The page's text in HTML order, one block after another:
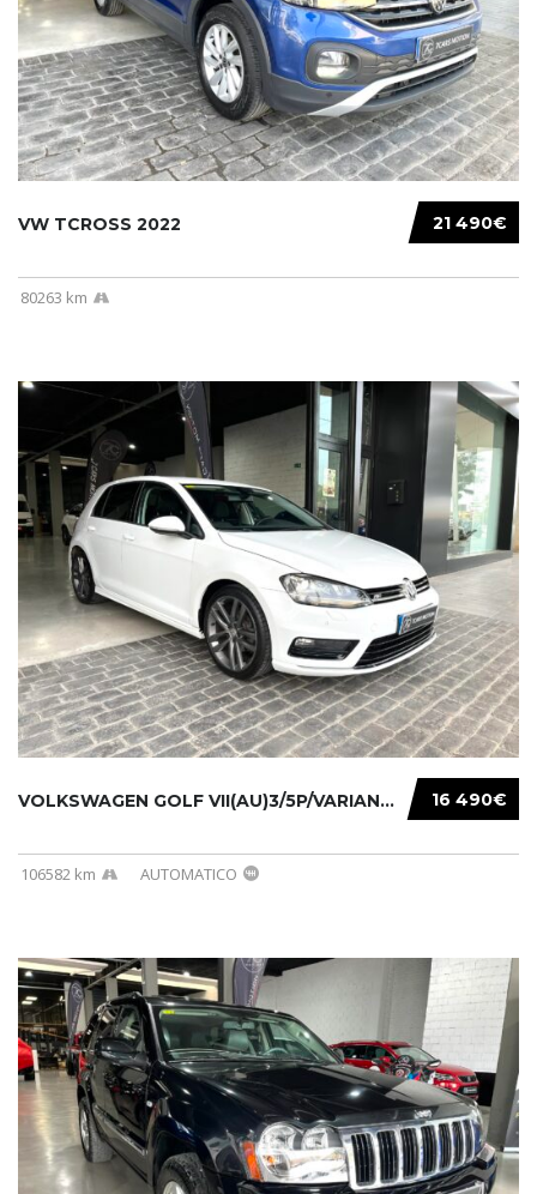
21 490€
VW TCROSS 2022
80263 km
16 490€
VOLKSWAGEN GOLF VII(AU)3/5P/VARIANT(12-16 20...
106582 km AUTOMATICO